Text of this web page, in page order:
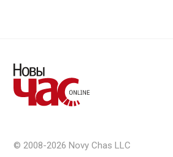
© 2008-2026 Novy Chas LLC